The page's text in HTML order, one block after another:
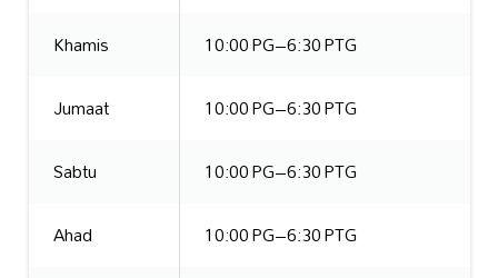
Khamis
10:00 PG–6:30 PTG
Jumaat
10:00 PG–6:30 PTG
Sabtu
10:00 PG–6:30 PTG
Ahad
10:00 PG–6:30 PTG